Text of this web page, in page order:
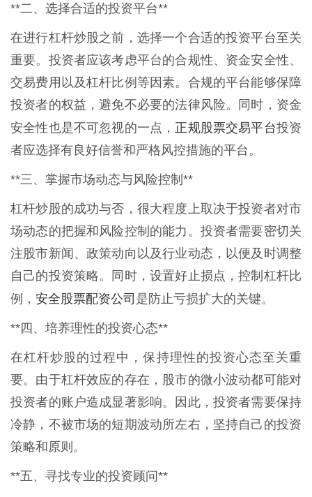
**二、选择合适的投资平台**
在进行杠杆炒股之前，选择一个合适的投资平台至关
重要。投资者应该考虑平台的合规性、资金安全性、
交易费用以及杠杆比例等因素。合规的平台能够保障
投资者的权益，避免不必要的法律风险。同时，资金
安全性也是不可忽视的一点， 正规股票交易平台投资
者应选择有良好信誉和严格风控措施的平台。
**三、掌握市场动态与风险控制**
杠杆炒股的成功与否，很大程度上取决于投资者对市
场动态的把握和风险控制的能力。投资者需要密切关
注股市新闻、政策动向以及行业动态，以便及时调整
自己的投资策略。同时，设置好止损点，控制杠杆比
例， 安全股票配资公司 是防止亏损扩大的关键。
**四、培养理性的投资心态**
在杠杆炒股的过程中，保持理性的投资心态至关重
要。由于杠杆效应的存在，股市的微小波动都可能对
投资者的账户造成显著影响。因此，投资者需要保持
冷静，不被市场的短期波动所左右，坚持自己的投资
策略和原则。
**五、寻找专业的投资顾问**